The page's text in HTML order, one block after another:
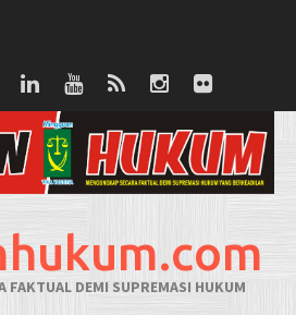
FAKTUAL DEMI SUPREMASI HUKUM